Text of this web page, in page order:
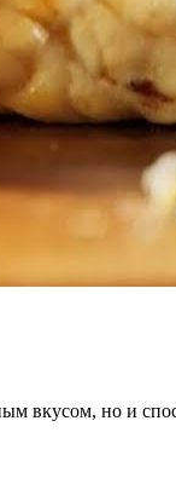
вкусом, но и